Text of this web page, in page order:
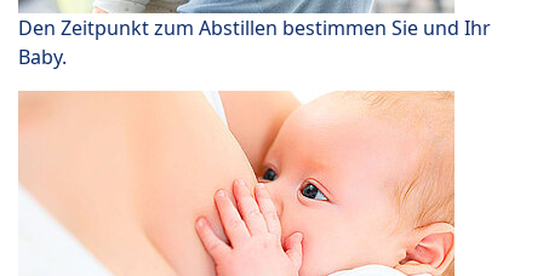
Den Zeitpunkt zum Abstillen bestimmen Sie und Ihr
Baby.